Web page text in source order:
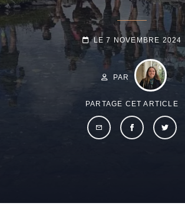
POSTED-
ON
LE7 NOVEMBRE 2024
BY
LINE
BYLINE
PAR
PARTAGE CET ARTICLE